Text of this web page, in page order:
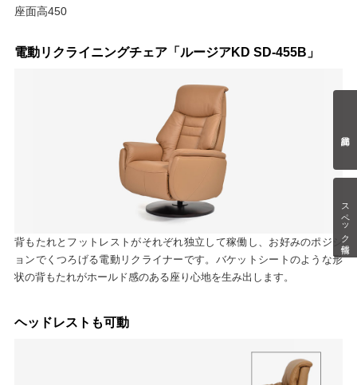
スペック情報
座面高450
電動リクライニングチェア「ルージアKD SD-455B」
背もたれとフットレストがそれぞれ独立して稼働し、お好みのポジシ
ョンでくつろげる電動リクライナーです。バケットシートのような形
状の背もたれがホールド感のある座り心地を生み出します。
ヘッドレストも可動